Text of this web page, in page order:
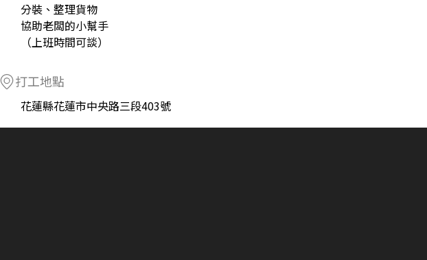
分裝、整理貨物
協助老闆的小幫手
（上班時間可談）
打工地點
花蓮縣花蓮市中央路三段403號